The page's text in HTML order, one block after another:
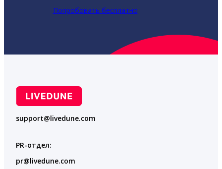
Попробовать бесплатно
support@livedune.com
PR-отдел:
pr@livedune.com